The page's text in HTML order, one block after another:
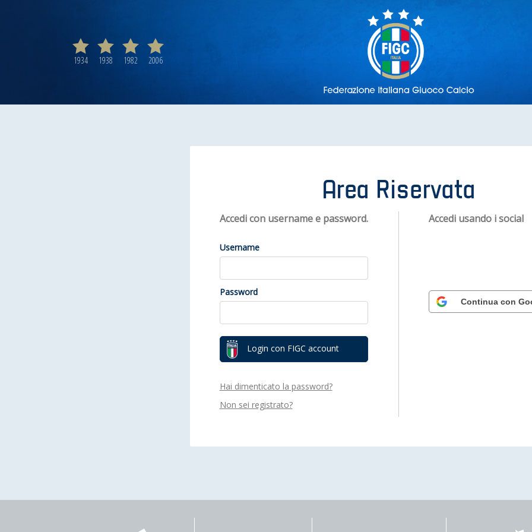
1934 1938 1982 2006
Area Riservata
Accedi con username e password.
Username
Password
Login con FIGC account
Hai dimenticato la password?
Non sei registrato?
Accedi usando i social
Continua con